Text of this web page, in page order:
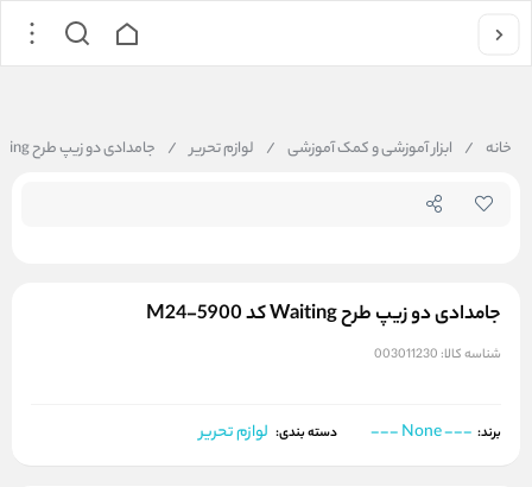
خانه / ابزار آموزشی و کمک آموزشی / لوازم تحریر / جامدادی دو زیپ طرح Waiting کد M24-5900
جامدادی دو زیپ طرح Waiting کد M24-5900
شناسه کالا: 003011230
برند: --- None --- دسته بندی: لوازم تحریر